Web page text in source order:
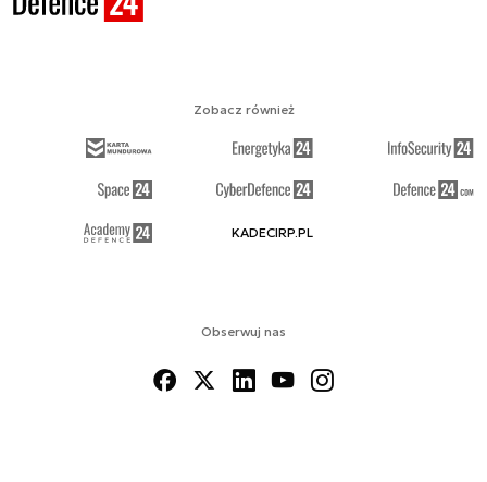
Obserwuj nas
Zobacz również
KADECIRP.PL